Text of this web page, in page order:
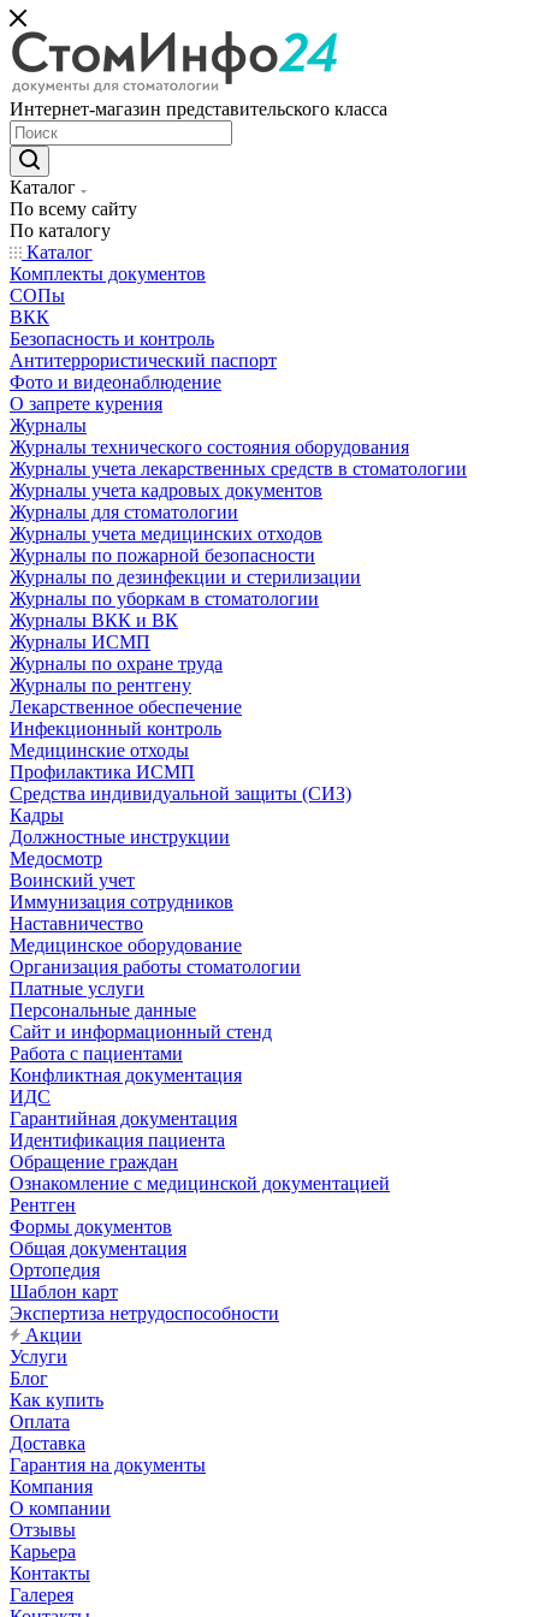
Интернет-магазин представительского класса
Каталог
По всему сайту
По каталогу
Каталог
Комплекты документов
СОПы
ВКК
Безопасность и контроль
Антитеррористический паспорт
Фото и видеонаблюдение
О запрете курения
Журналы
Журналы технического состояния оборудования
Журналы учета лекарственных средств в стоматологии
Журналы учета кадровых документов
Журналы для стоматологии
Журналы учета медицинских отходов
Журналы по пожарной безопасности
Журналы по дезинфекции и стерилизации
Журналы по уборкам в стоматологии
Журналы ВКК и ВК
Журналы ИСМП
Журналы по охране труда
Журналы по рентгену
Лекарственное обеспечение
Инфекционный контроль
Медицинские отходы
Профилактика ИСМП
Средства индивидуальной защиты (СИЗ)
Кадры
Должностные инструкции
Медосмотр
Воинский учет
Иммунизация сотрудников
Наставничество
Медицинское оборудование
Организация работы стоматологии
Платные услуги
Персональные данные
Сайт и информационный стенд
Работа с пациентами
Конфликтная документация
ИДС
Гарантийная документация
Идентификация пациента
Обращение граждан
Ознакомление с медицинской документацией
Рентген
Формы документов
Общая документация
Ортопедия
Шаблон карт
Экспертиза нетрудоспособности
Акции
Услуги
Блог
Как купить
Оплата
Доставка
Гарантия на документы
Компания
О компании
Отзывы
Карьера
Контакты
Галерея